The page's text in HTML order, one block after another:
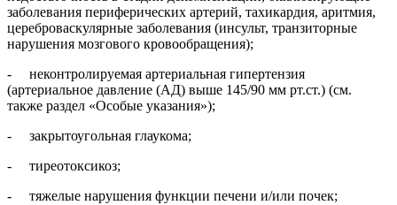
заболевания периферических артерий, тахикардия, аритмия,
цереброваскулярные заболевания (инсульт, транзиторные
нарушения мозгового кровообращения);
- неконтролируемая артериальная гипертензия
(артериальное давление (АД) выше 145/90 мм рт.ст.) (см.
также раздел «Особые указания»);
- закрытоугольная глаукома;
- тиреотоксикоз;
- тяжелые нарушения функции печени и/или почек;